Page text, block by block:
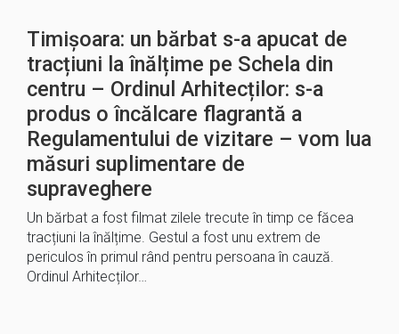
Timișoara: un bărbat s-a apucat de
tracțiuni la înălțime pe Schela din
centru – Ordinul Arhitecților: s-a
produs o încălcare flagrantă a
Regulamentului de vizitare – vom lua
măsuri suplimentare de
supraveghere
Un bărbat a fost filmat zilele trecute în timp ce făcea
tracțiuni la înălțime. Gestul a fost unu extrem de
periculos în primul rând pentru persoana în cauză.
Ordinul Arhitecților…